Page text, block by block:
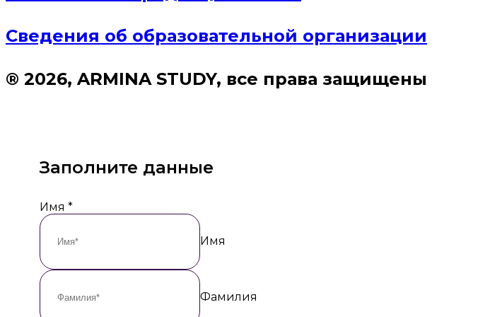
Сведения об образовательной организации
® 2026, ARMINA STUDY, все права защищены
Заполните данные
Имя *
Имя
Фамилия